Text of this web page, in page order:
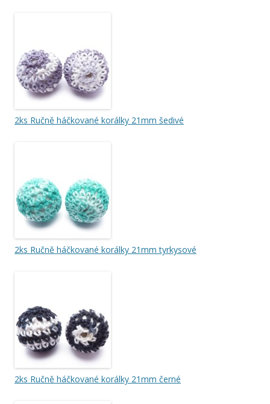
2ks Ručně háčkované korálky 21mm šedivé
2ks Ručně háčkované korálky 21mm tyrkysové
2ks Ručně háčkované korálky 21mm černé